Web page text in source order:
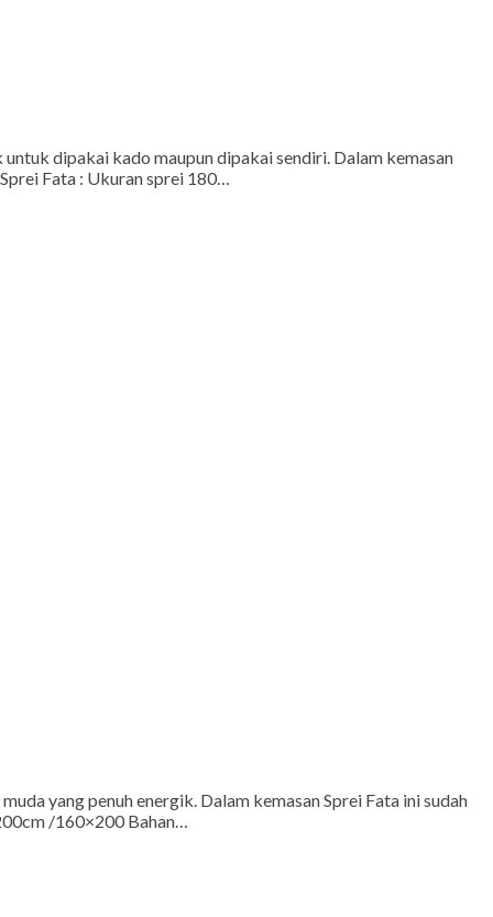
dipakai kado maupun dipakai sendiri. Dalam kemasan
Fata : Ukuran sprei 180…
yang penuh energik. Dalam kemasan Sprei Fata ini sudah
/160×200 Bahan…